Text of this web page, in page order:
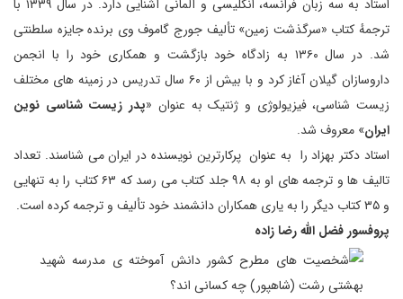
استاد به سه زبان فرانسه، انگلیسی و آلمانی آشنایی دارد. در سال ۱۳۳۹ با
ترجمهٔ کتاب «سرگذشت زمین» تألیف جورج گاموف وی برنده جایزه سلطنتی
شد. در سال ۱۳۶۰ به زادگاه خود بازگشت و همکاری خود را با انجمن
داروسازان گیلان آغاز کرد و با بیش از ۶۰ سال تدریس در زمینه های مختلف
زیست شناسی، فیزیولوژی و ژنتیک به عنوان «پدر زیست شناسی نوین
ایران» معروف شد.
استاد دکتر بهزاد را به عنوان پرکارترین نویسنده در ایران می شناسند. تعداد
تالیف ها و ترجمه های او به ۹۸ جلد کتاب می رسد که ۶۳ کتاب را به تنهایی
و ۳۵ کتاب دیگر را به یاری همکاران دانشمند خود تألیف و ترجمه کرده است.
پروفسور فضل الله رضا زاده